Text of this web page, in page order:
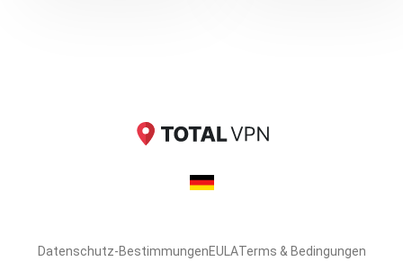
Datenschutz-BestimmungenEULATerms & Bedingungen